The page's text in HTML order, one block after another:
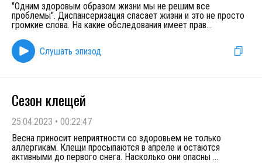
"Одним здоровым образом жизни мы не решим все
проблемы". Диспансеризация спасает жизни и это не просто
громкие слова. На какие обследования имеет прав...
Слушать эпизод
Сезон клещей
25.04.2023 • 00:22:47
Весна приносит неприятности со здоровьем не только
аллергикам. Клещи просыпаются в апреле и остаются
активными до первого снега. Насколько они опасны ...